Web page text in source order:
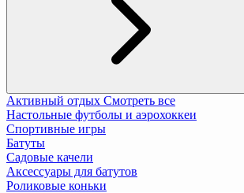
Активный отдых Смотреть все
Настольные футболы и аэрохоккеи
Спортивные игры
Батуты
Садовые качели
Аксессуары для батутов
Роликовые коньки